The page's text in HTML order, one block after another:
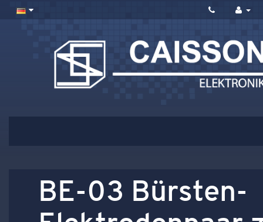
BE-03 Bürsten-